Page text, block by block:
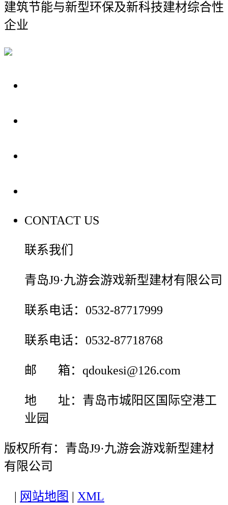
建筑节能与新型环保及新科技建材综合性
企业
CONTACT US
联系我们
青岛J9·九游会游戏新型建材有限公司
联系电话：0532-87717999
联系电话：0532-87718768
邮 箱：qdoukesi@126.com
地 址：青岛市城阳区国际空港工
业园
版权所有：青岛J9·九游会游戏新型建材
有限公司
网站地图 XML